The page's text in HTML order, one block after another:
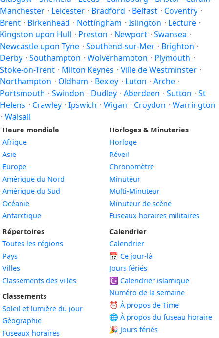
Manchester · Leicester · Bradford · Belfast · Coventry ·
Brent · Birkenhead · Nottingham · Islington · Lecture ·
Kingston upon Hull · Preston · Newport · Swansea ·
Newcastle upon Tyne · Southend-sur-Mer · Brighton ·
Derby · Southampton · Wolverhampton · Plymouth ·
Stoke-on-Trent · Milton Keynes · Ville de Westminster ·
Northampton · Oldham · Bexley · Luton · Arche ·
Portsmouth · Swindon · Dudley · Aberdeen · Sutton · St
Helens · Crawley · Ipswich · Wigan · Croydon · Warrington
· Walsall
Heure mondiale
Afrique
Asie
Europe
Amérique du Nord
Amérique du Sud
Océanie
Antarctique
Répertoires
Toutes les régions
Pays
Villes
Classements des villes
Classements
Soleil et lumière du jour
Géographie
Fuseaux horaires
Horloges & Minuteries
Horloge
Réveil
Chronomètre
Minuteur
Multi-Minuteur
Minuteur de scène
Fuseaux horaires militaires
Calendrier
Calendrier
📅 Ce jour-là
Jours fériés
☪️ Calendrier islamique
Numéro de la semaine
⏰ À propos de Time
🌐 À propos du fuseau horaire
🎉 Jours fériés